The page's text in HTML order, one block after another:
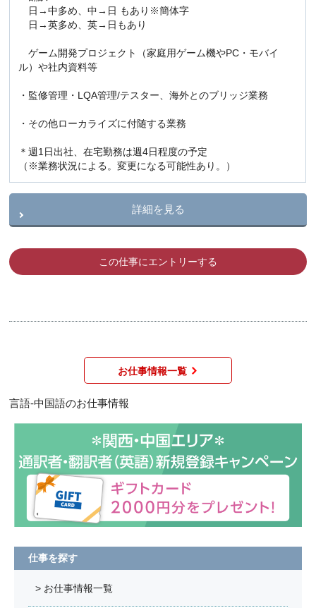
日→中多め、中→日 もあり※簡体字
日→英多め、英→日もあり
ゲーム開発プロジェクト（家庭用ゲーム機やPC・モバイ
ル）や社内資料等
・監修管理・LQA管理/テスター、海外とのブリッジ業務
・その他ローカライズに付随する業務
＊週1日出社、在宅勤務は週4日程度の予定
（※業務状況による。変更になる可能性あり。）
詳細を見る
この仕事にエントリーする
お仕事情報一覧
言語-中国語のお仕事情報
仕事を探す
> お仕事情報一覧